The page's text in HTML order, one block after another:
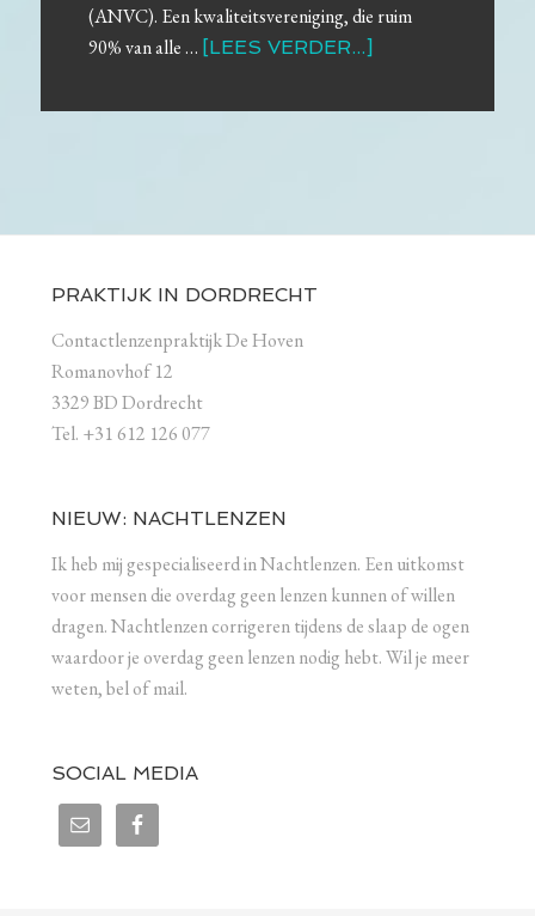
(ANVC). Een kwaliteitsvereniging, die ruim
90% van alle … [LEES VERDER...]
PRAKTIJK IN DORDRECHT
Contactlenzenpraktijk De Hoven
Romanovhof 12
3329 BD Dordrecht
Tel. +31 612 126 077
NIEUW: NACHTLENZEN
Ik heb mij gespecialiseerd in Nachtlenzen. Een uitkomst
voor mensen die overdag geen lenzen kunnen of willen
dragen. Nachtlenzen corrigeren tijdens de slaap de ogen
waardoor je overdag geen lenzen nodig hebt. Wil je meer
weten, bel of mail.
SOCIAL MEDIA